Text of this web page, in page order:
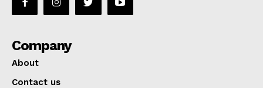
Company
About
Contact us